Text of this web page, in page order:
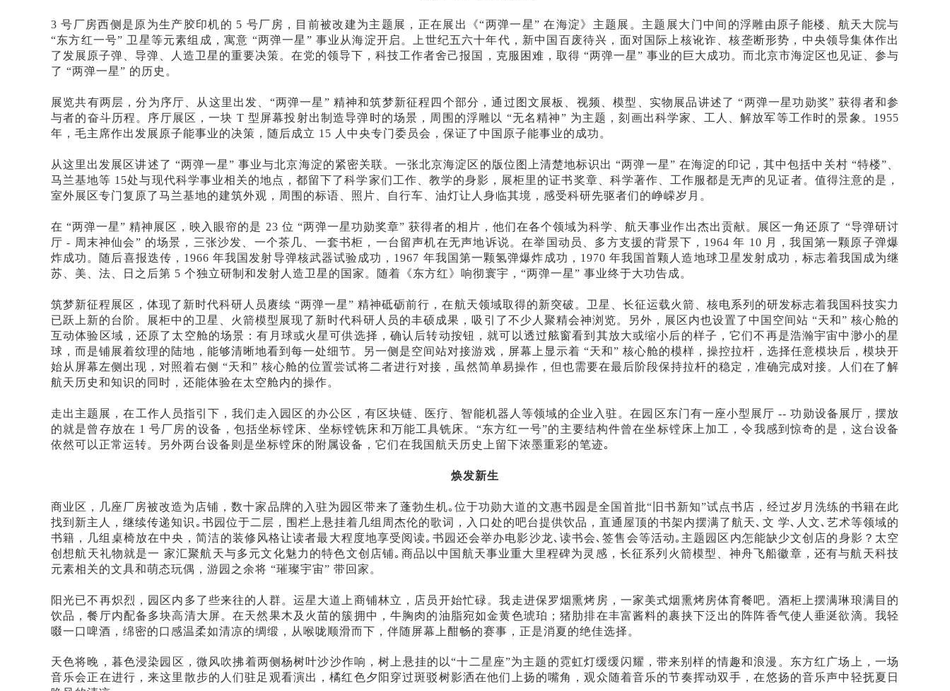
3 号厂房西侧是原为生产胶印机的 5 号厂房，目前被改建为主题展，正在展出《“两弹一星” 在海淀》主题展。主题展大门中间的浮雕由原子能楼、航天大院与
“东方红一号” 卫星等元素组成，寓意 “两弹一星” 事业从海淀开启。上世纪五六十年代，新中国百废待兴，面对国际上核讹诈、核垄断形势，中央领导集体作出
了发展原子弹、导弹、人造卫星的重要决策。在党的领导下，科技工作者舍己报国，克服困难，取得 “两弹一星” 事业的巨大成功。而北京市海淀区也见证、参与
了 “两弹一星” 的历史。
展览共有两层，分为序厅、从这里出发、 “两弹一星” 精神和筑梦新征程四个部分，通过图文展板、视频、模型、实物展品讲述了 “两弹一星功勋奖” 获得者和参
与者的奋斗历程。序厅展区，一块 T 型屏幕投射出制造导弹时的场景，周围的浮雕以 “无名精神” 为主题，刻画出科学家、工人、解放军等工作时的景象。1955
年，毛主席作出发展原子能事业的决策，随后成立 15 人中央专门委员会，保证了中国原子能事业的成功。
从这里出发展区讲述了 “两弹一星” 事业与北京海淀的紧密关联。一张北京海淀区的版位图上清楚地标识出 “两弹一星” 在海淀的印记，其中包括中关村 “特楼”、
马兰基地等 15处与现代科学事业相关的地点，都留下了科学家们工作、教学的身影，展柜里的证书奖章、科学著作、工作服都是无声的见证者。值得注意的是，
室外展区专门复原了马兰基地的建筑外观，周围的标语、照片、自行车、油灯让人身临其境，感受科研先驱者们的峥嵘岁月。
在 “两弹一星” 精神展区，映入眼帘的是 23 位 “两弹一星功勋奖章” 获得者的相片，他们在各个领域为科学、航天事业作出杰出贡献。展区一角还原了 “导弹研讨
厅 - 周末神仙会” 的场景，三张沙发、一个茶几、一套书柜，一台留声机在无声地诉说。在举国动员、多方支援的背景下，1964 年 10 月，我国第一颗原子弹爆
炸成功。随后喜报迭传，1966 年我国发射导弹核武器试验成功，1967 年我国第一颗氢弹爆炸成功，1970 年我国首颗人造地球卫星发射成功，标志着我国成为继
苏、美、法、日之后第 5 个独立研制和发射人造卫星的国家。随着《东方红》响彻寰宇，“两弹一星” 事业终于大功告成。
筑梦新征程展区，体现了新时代科研人员赓续 “两弹一星” 精神砥砺前行，在航天领域取得的新突破。卫星、长征运载火箭、核电系列的研发标志着我国科技实力
已跃上新的台阶。展柜中的卫星、火箭模型展现了新时代科研人员的丰硕成果，吸引了不少人聚精会神浏览。另外，展区内也设置了中国空间站 “天和” 核心舱的
互动体验区域，还原了太空舱的场景：有月球或火星可供选择，确认后转动按钮，就可以透过舷窗看到其放大或缩小后的样子，它们不再是浩瀚宇宙中渺小的星
球，而是铺展着纹理的陆地，能够清晰地看到每一处细节。另一侧是空间站对接游戏，屏幕上显示着 “天和” 核心舱的模样，操控拉杆，选择任意模块后，模块开
始从屏幕左侧出现，对照着右侧 “天和” 核心舱的位置尝试将二者进行对接，虽然简单易操作，但也需要在最后阶段保持拉杆的稳定，准确完成对接。人们在了解
航天历史和知识的同时，还能体验在太空舱内的操作。
走出主题展，在工作人员指引下，我们走入园区的办公区，有区块链、医疗、智能机器人等领域的企业入驻。在园区东门有一座小型展厅 -- 功勋设备展厅，摆放
的就是曾存放在 1 号厂房的设备，包括坐标镗床、坐标镗铣床和万能工具铣床。“东方红一号”的主要结构件曾在坐标镗床上加工，令我感到惊奇的是，这台设备
依然可以正常运转。另外两台设备则是坐标镗床的附属设备，它们在我国航天历史上留下浓墨重彩的笔迹｡
焕发新生
商业区，几座厂房被改造为店铺，数十家品牌的入驻为园区带来了蓬勃生机｡位于功勋大道的文惠书园是全国首批“旧书新知”试点书店，经过岁月洗练的书籍在此
找到新主人，继续传递知识｡书园位于二层，围栏上悬挂着几组周杰伦的歌词，入口处的吧台提供饮品，直通屋顶的书架内摆满了航天､文 学､人文､艺术等领域的
书籍，几组桌椅放在中央，简洁的装修风格让读者最大程度地享受阅读｡书园还会举办电影沙龙､读书会､签售会等活动｡主题园区内怎能缺少文创店的身影？太空
创想航天礼物就是一 家汇聚航天与多元文化魅力的特色文创店铺｡商品以中国航天事业重大里程碑为灵感，长征系列火箭模型、神舟飞船徽章，还有与航天科技
元素相关的文具和萌态玩偶，游园之余将 “璀璨宇宙” 带回家。
阳光已不再炽烈，园区内多了些来往的人群。运星大道上商铺林立，店员开始忙碌。我走进保罗烟熏烤房，一家美式烟熏烤房体育餐吧。酒柜上摆满琳琅满目的
饮品，餐厅内配备多块高清大屏。在天然果木及火苗的簇拥中，牛胸肉的油脂宛如金黄色琥珀；猪肋排在丰富酱料的裹挟下泛出的阵阵香气使人垂涎欲滴。我轻
啜一口啤酒，绵密的口感温柔如清凉的绸缎，从喉咙顺滑而下，伴随屏幕上酣畅的赛事，正是消夏的绝佳选择。
天色将晚，暮色浸染园区，微风吹拂着两侧杨树叶沙沙作响，树上悬挂的以“十二星座”为主题的霓虹灯缓缓闪耀，带来别样的情趣和浪漫。东方红广场上，一场
音乐会正在进行，来这里散步的人们驻足观看演出，橘红色夕阳穿过斑驳树影洒在他们上扬的嘴角，观众随着音乐的节奏挥动双手，在悠扬的音乐声中轻抚夏日